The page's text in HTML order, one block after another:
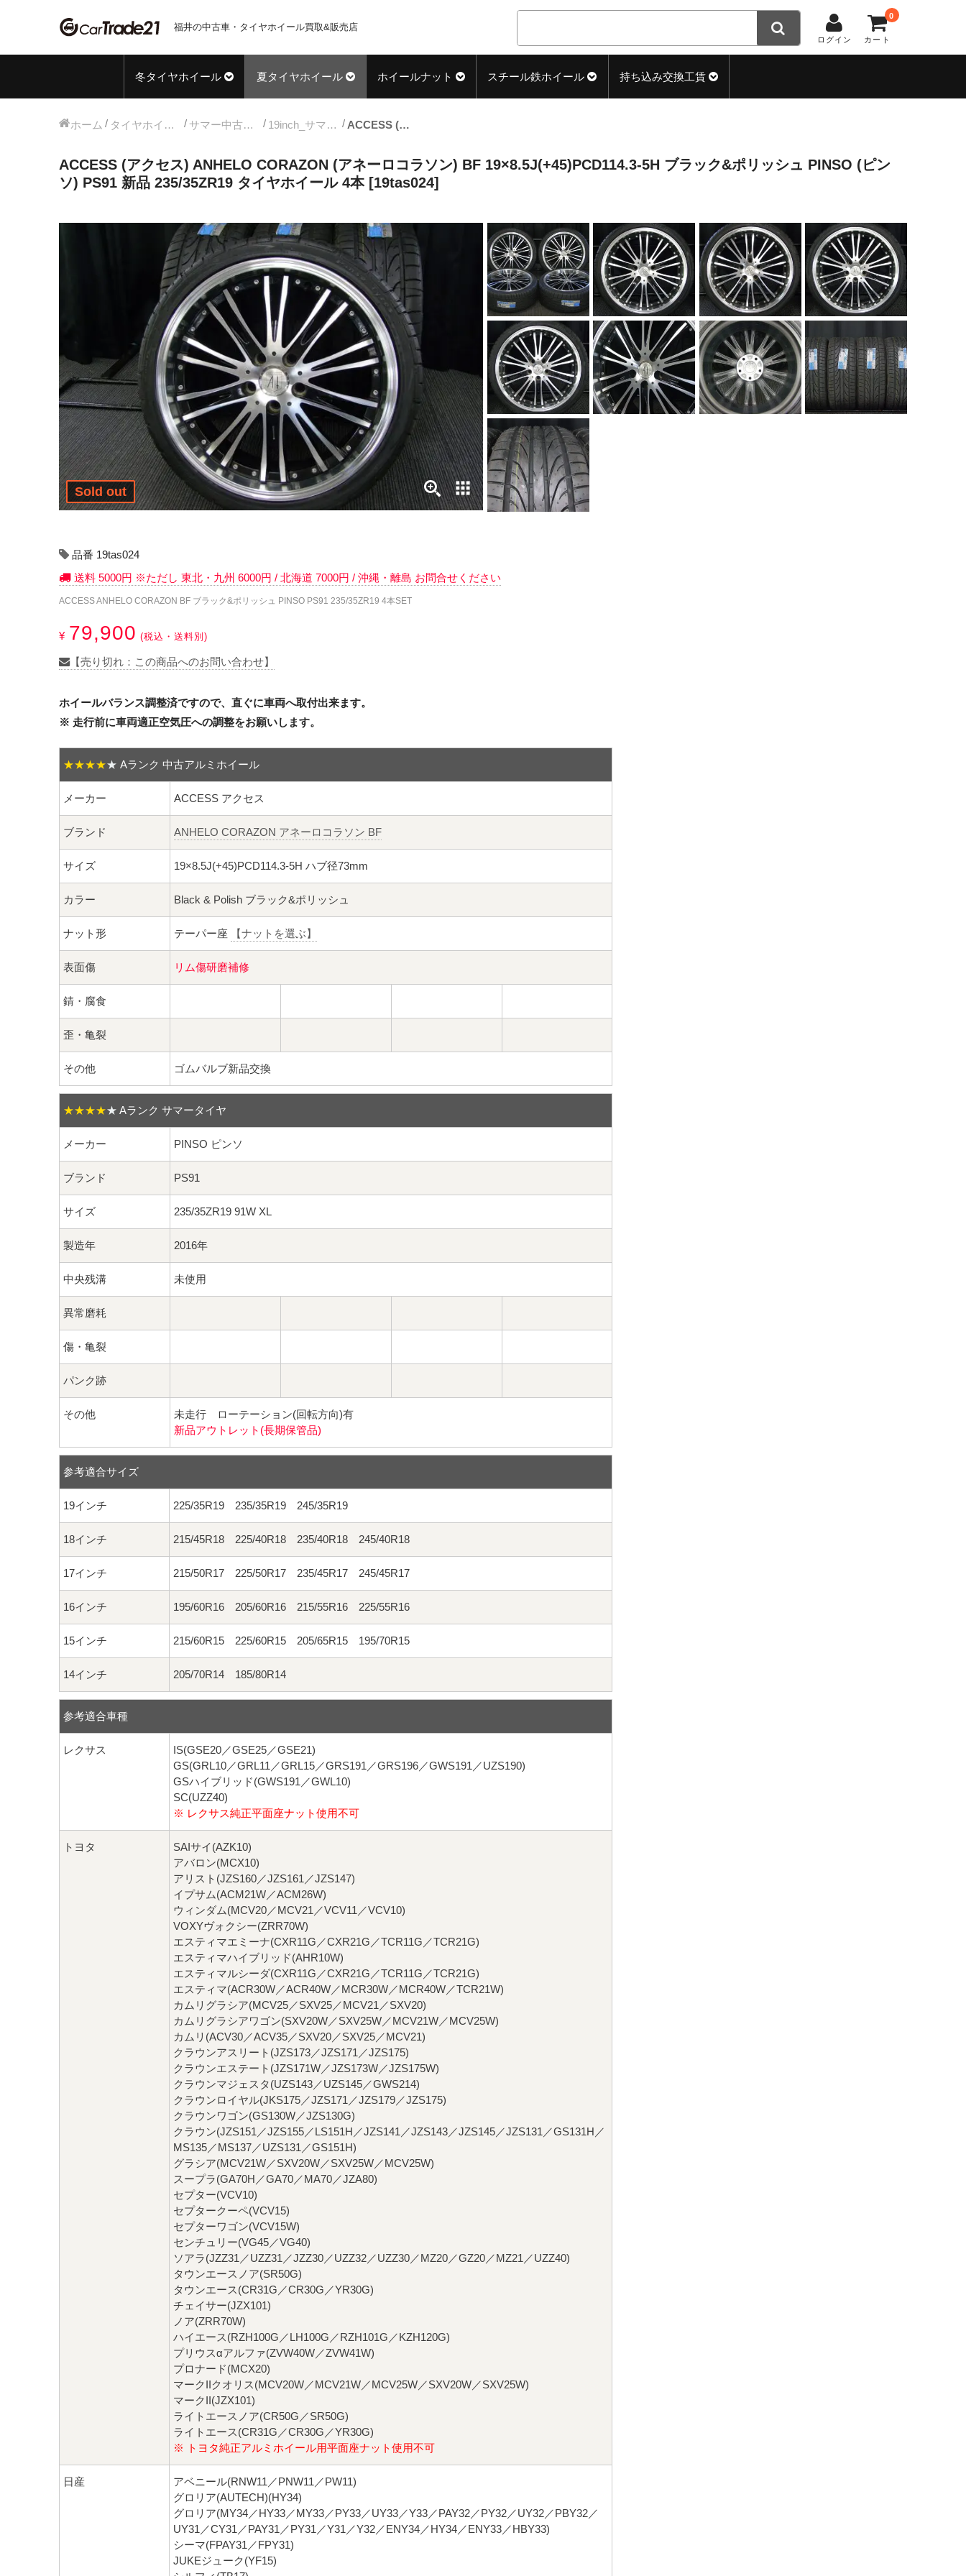
福井の中古車・タイヤホイール買取&販売店
ログイン カート
0
冬タイヤホイール 夏タイヤホイール ホイールナット スチール鉄ホイール 持ち込み交換工賃
ホーム タイヤホイールセット サマー中古タイヤホイール 19inch_サマー中古タイヤホイール ACCESS (アクセス) ANHELO CORAZON (アネーロコラソン) BF 19×8.5J(+45)PCD114.3-5H ブラック&ポリッシュ PINSO (ピンソ) PS91 新品 235/35ZR19 タイヤホイール 4本 [19tas024]
ACCESS (アクセス) ANHELO CORAZON (アネーロコラソン) BF 19×8.5J(+45)PCD114.3-5H ブラック&ポリッシュ PINSO (ピン
ソ) PS91 新品 235/35ZR19 タイヤホイール 4本 [19tas024]
Sold out
品番 19tas024
送料 5000円 ※ただし 東北・九州 6000円 / 北海道 7000円 / 沖縄・離島 お問合せください
ACCESS ANHELO CORAZON BF ブラック&ポリッシュ PINSO PS91 235/35ZR19 4本SET
¥ 79,900 (税込・送料別)
【売り切れ：この商品へのお問い合わせ】
ホイールバランス調整済ですので、直ぐに車両へ取付出来ます。
※ 走行前に車両適正空気圧への調整をお願いします。
★★★★★ Aランク 中古アルミホイール
メーカー ACCESS アクセス
ブランド ANHELO CORAZON アネーロコラソン BF
サイズ 19×8.5J(+45)PCD114.3-5H ハブ径73mm
カラー Black & Polish ブラック&ポリッシュ
ナット形 テーパー座 【ナットを選ぶ】
表面傷 リム傷研磨補修
錆・腐食
歪・亀裂
その他 ゴムバルブ新品交換
★★★★★ Aランク サマータイヤ
メーカー PINSO ピンソ
ブランド PS91
サイズ 235/35ZR19 91W XL
製造年 2016年
中央残溝 未使用
異常磨耗
傷・亀裂
パンク跡
その他
未走行 ローテーション(回転方向)有
新品アウトレット(長期保管品)
参考適合サイズ
19インチ 225/35R19 235/35R19 245/35R19
18インチ 215/45R18 225/40R18 235/40R18 245/40R18
17インチ 215/50R17 225/50R17 235/45R17 245/45R17
16インチ 195/60R16 205/60R16 215/55R16 225/55R16
15インチ 215/60R15 225/60R15 205/65R15 195/70R15
14インチ 205/70R14 185/80R14
参考適合車種
レクサス
IS(GSE20／GSE25／GSE21)
GS(GRL10／GRL11／GRL15／GRS191／GRS196／GWS191／UZS190)
GSハイブリッド(GWS191／GWL10)
SC(UZZ40)
※ レクサス純正平面座ナット使用不可
トヨタ
SAIサイ(AZK10)
アバロン(MCX10)
アリスト(JZS160／JZS161／JZS147)
イプサム(ACM21W／ACM26W)
ウィンダム(MCV20／MCV21／VCV11／VCV10)
VOXYヴォクシー(ZRR70W)
エスティマエミーナ(CXR11G／CXR21G／TCR11G／TCR21G)
エスティマハイブリッド(AHR10W)
エスティマルシーダ(CXR11G／CXR21G／TCR11G／TCR21G)
エスティマ(ACR30W／ACR40W／MCR30W／MCR40W／TCR21W)
カムリグラシア(MCV25／SXV25／MCV21／SXV20)
カムリグラシアワゴン(SXV20W／SXV25W／MCV21W／MCV25W)
カムリ(ACV30／ACV35／SXV20／SXV25／MCV21)
クラウンアスリート(JZS173／JZS171／JZS175)
クラウンエステート(JZS171W／JZS173W／JZS175W)
クラウンマジェスタ(UZS143／UZS145／GWS214)
クラウンロイヤル(JKS175／JZS171／JZS179／JZS175)
クラウンワゴン(GS130W／JZS130G)
クラウン(JZS151／JZS155／LS151H／JZS141／JZS143／JZS145／JZS131／GS131H／
MS135／MS137／UZS131／GS151H)
グラシア(MCV21W／SXV20W／SXV25W／MCV25W)
スープラ(GA70H／GA70／MA70／JZA80)
セプター(VCV10)
セプタークーペ(VCV15)
セプターワゴン(VCV15W)
センチュリー(VG45／VG40)
ソアラ(JZZ31／UZZ31／JZZ30／UZZ32／UZZ30／MZ20／GZ20／MZ21／UZZ40)
タウンエースノア(SR50G)
タウンエース(CR31G／CR30G／YR30G)
チェイサー(JZX101)
ノア(ZRR70W)
ハイエース(RZH100G／LH100G／RZH101G／KZH120G)
プリウスαアルファ(ZVW40W／ZVW41W)
プロナード(MCX20)
マークIIクオリス(MCV20W／MCV21W／MCV25W／SXV20W／SXV25W)
マークII(JZX101)
ライトエースノア(CR50G／SR50G)
ライトエース(CR31G／CR30G／YR30G)
※ トヨタ純正アルミホイール用平面座ナット使用不可
日産
アベニール(RNW11／PNW11／PW11)
グロリア(AUTECH)(HY34)
グロリア(MY34／HY33／MY33／PY33／UY33／Y33／PAY32／PY32／UY32／PBY32／
UY31／CY31／PAY31／PY31／Y31／Y32／ENY34／HY34／ENY33／HBY33)
シーマ(FPAY31／FPY31)
JUKEジューク(YF15)